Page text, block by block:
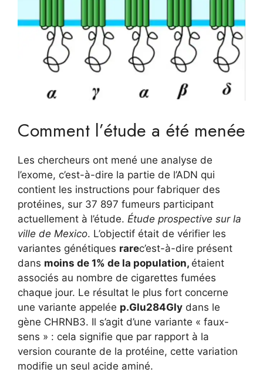
Comment l’étude a été menée
Les chercheurs ont mené une analyse de
l’exome, c’est-à-dire la partie de l’ADN qui
contient les instructions pour fabriquer des
protéines, sur 37 897 fumeurs participant
actuellement à l’étude. Étude prospective sur la
ville de Mexico. L’objectif était de vérifier les
variantes génétiques rarec’est-à-dire présent
dans moins de 1% de la population, étaient
associés au nombre de cigarettes fumées
chaque jour. Le résultat le plus fort concerne
une variante appelée p.Glu284Gly dans le
gène CHRNB3. Il s’agit d’une variante « faux-
sens » : cela signifie que par rapport à la
version courante de la protéine, cette variation
modifie un seul acide aminé.